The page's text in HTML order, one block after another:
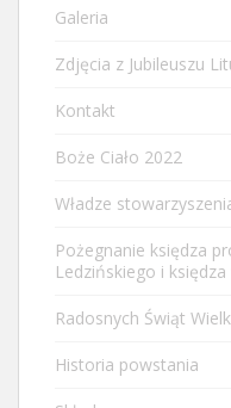
Galeria
Zdjęcia z Jubileuszu
Kontakt
Boże Ciało 2022
Władze
Pożegnanie księdza
Ledzińskiego i
Radosnych Świąt
Historia powstania